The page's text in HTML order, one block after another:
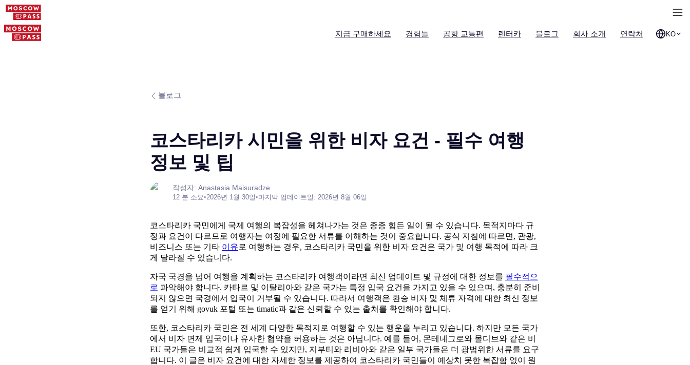
지금 구매하세요 경험들 공항 교통편 렌터카 블로그 회사 소개 연락처 KO
블로그
코스타리카 시민을 위한 비자 요건 - 필수 여행
정보 및 팁
작성자: Anastasia Maisuradze
12 분 소요•2026년 1월 30일•마지막 업데이트일: 2026년 8월 06일
코스타리카 국민에게 국제 여행의 복잡성을 헤쳐나가는 것은 종종 힘든 일이 될 수 있습니다. 목적지마다 규
정과 요건이 다르므로 여행자는 여정에 필요한 서류를 이해하는 것이 중요합니다. 공식 지침에 따르면, 관광,
비즈니스 또는 기타 이유로 여행하는 경우, 코스타리카 국민을 위한 비자 요건은 국가 및 여행 목적에 따라 크
게 달라질 수 있습니다.
자국 국경을 넘어 여행을 계획하는 코스타리카 여행객이라면 최신 업데이트 및 규정에 대한 정보를 필수적으
로 파악해야 합니다. 카타르 및 이탈리아와 같은 국가는 특정 입국 요건을 가지고 있을 수 있으며, 충분히 준비
되지 않으면 국경에서 입국이 거부될 수 있습니다. 따라서 여행객은 환승 비자 및 체류 자격에 대한 최신 정보
를 얻기 위해 govuk 포털 또는 timatic과 같은 신뢰할 수 있는 출처를 확인해야 합니다.
또한, 코스타리카 국민은 전 세계 다양한 목적지로 여행할 수 있는 행운을 누리고 있습니다. 하지만 모든 국가
에서 비자 면제 입국이나 유사한 협약을 허용하는 것은 아닙니다. 예를 들어, 몬테네그로와 몰디브와 같은 비
EU 국가들은 비교적 쉽게 입국할 수 있지만, 지부티와 리비아와 같은 일부 국가들은 더 광범위한 서류를 요구
합니다. 이 글은 비자 요건에 대한 자세한 정보를 제공하여 코스타리카 국민들이 예상치 못한 복잡함 없이 원